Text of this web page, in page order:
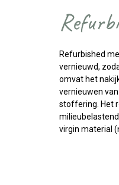
Refurbished
vernieuwd,
omvat het
vernieuwen
stoffering. Het
virgin material